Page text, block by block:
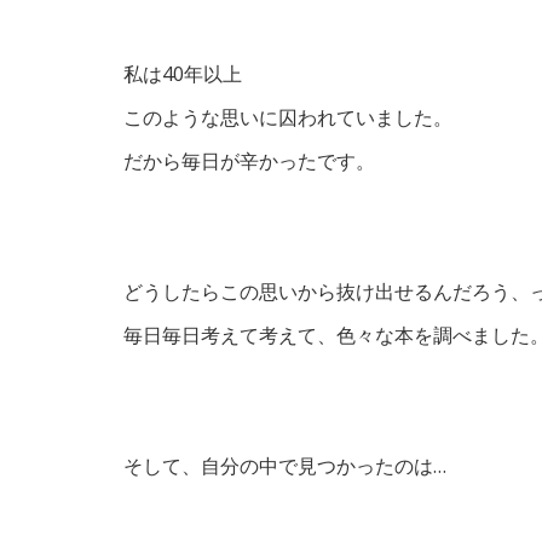
私は40年以上
このような思いに囚われていました。
だから毎日が辛かったです。
どうしたらこの思いから抜け出せるんだろう、
毎日毎日考えて考えて、色々な本を調べました
そして、自分の中で見つかったのは…